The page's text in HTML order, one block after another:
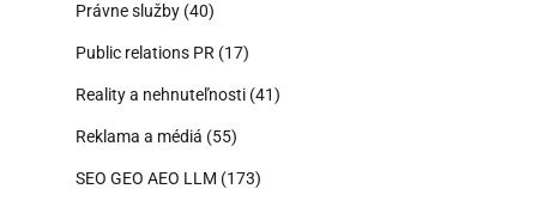
Právne služby (40)
Public relations PR (17)
Reality a nehnuteľnosti (41)
Reklama a médiá (55)
SEO GEO AEO LLM (173)